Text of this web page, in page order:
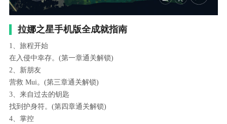
拉娜之星手机版全成就指南
1、旅程开始
在入侵中幸存。(第一章通关解锁)
2、新朋友
营救 Mui。(第三章通关解锁)
3、来自过去的钥匙
找到护身符。(第四章通关解锁)
4、掌控